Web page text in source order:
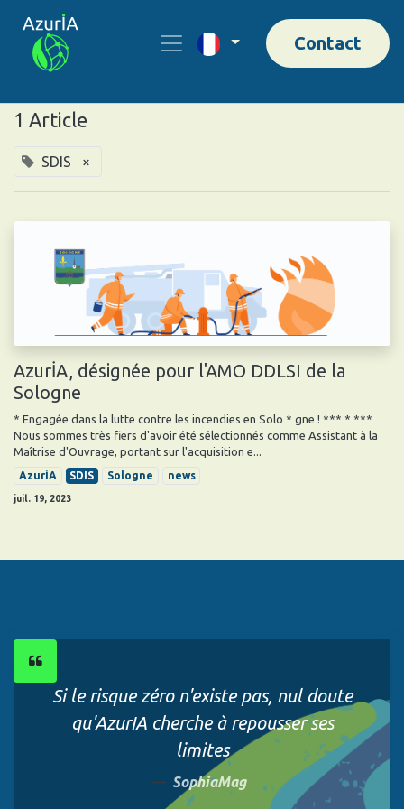
Contact
1 Article
SDIS ×
AzurİA, désignée pour l'AMO DDLSI de la
Sologne
* Engagée dans la lutte contre les incendies en Solo * gne ! *** * ***
Nous sommes très fiers d'avoir été sélectionnés comme Assistant à la
Maîtrise d'Ouvrage, portant sur l'acquisition e...
AzurİA SDIS Sologne news
juil. 19, 2023
Si le risque zéro n'existe pas, nul doute
qu'AzurIA cherche à repousser ses
limites
SophiaMag